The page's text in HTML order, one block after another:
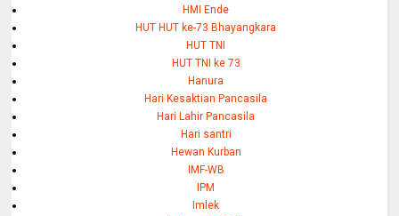
HMI Ende
HUT HUT ke-73 Bhayangkara
HUT TNI
HUT TNI ke 73
Hanura
Hari Kesaktian Pancasila
Hari Lahir Pancasila
Hari santri
Hewan Kurban
IMF-WB
IPM
Imlek